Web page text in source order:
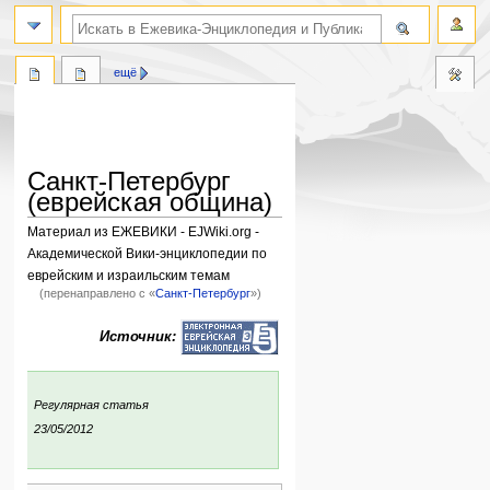
Санкт-Петербург
(еврейская община)
Материал из ЕЖЕВИКИ - EJWiki.org -
Академической Вики-энциклопедии по
еврейским и израильским темам
(перенаправлено с «Санкт-Петербург»)
Источник:
Регулярная статья
23/05/2012
ещё
поиск по словам